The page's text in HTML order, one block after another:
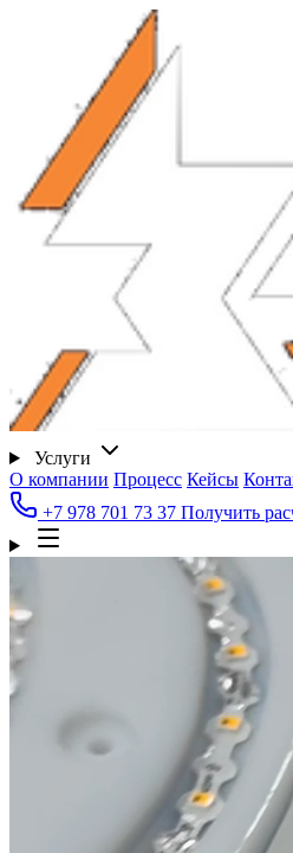
Услуги
О компании Процесс Кейсы
+7 978 701 73 37 Получить